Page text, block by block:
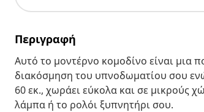
Περιγραφή
Αυτό το μοντέρνο κομοδίνο είναι μια
διακόσμηση του υπνοδωματίου σου
60 εκ., χωράει εύκολα και σε μικρούς
λάμπα ή το ρολόι ξυπνητήρι σου.